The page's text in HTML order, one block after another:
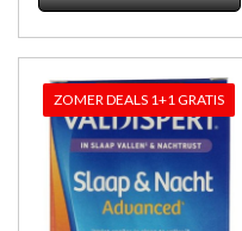
ZOMER DEALS 1+1 GRATIS